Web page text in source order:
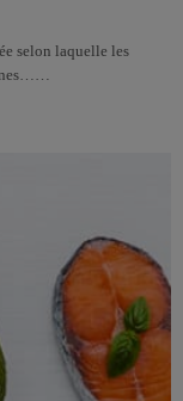
selon laquelle les